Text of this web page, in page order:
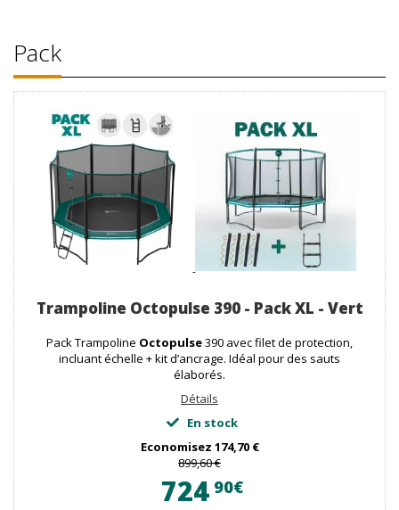
Pack
Trampoline Octopulse 390 - Pack XL - Vert
Pack Trampoline Octopulse390 avec filet de protection,
incluant échelle + kit d’ancrage. Idéal pour des sauts
élaborés.
Détails
En stock
Economisez 174,70 €
899,60 €
724 90€